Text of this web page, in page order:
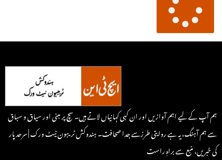
ہم آپ کے لیے اہم آوازیں اور ان کہی کہانیاں لاتے ہیں۔ سچ پر مبنی اور سیاق و سباق
سے ہم آہنگ، یہ ہے روایتی طرزسے جدا صحافت۔ ہندوکش ٹریبون نیٹ ورک | سرحد پار
کی خبریں، منبع سے براہِ راست